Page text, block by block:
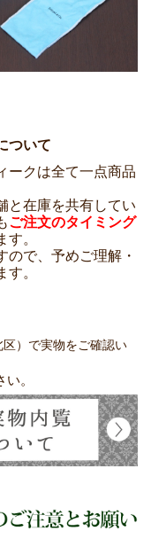
ついて
ークは全て一点商品
と在庫を共有してい
ご注文のタイミング
す。
ので、予めご理解・
。
）で実物をご確認い
。